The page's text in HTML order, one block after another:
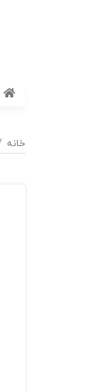
خانه